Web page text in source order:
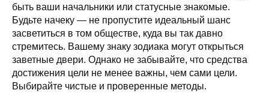
быть ваши начальники или статусные знакомые.
Будьте начеку — не пропустите идеальный шанс
засветиться в том обществе, куда вы так давно
стремитесь. Вашему знаку зодиака могут открыться
заветные двери. Однако не забывайте, что средства
достижения цели не менее важны, чем сами цели.
Выбирайте чистые и проверенные методы.